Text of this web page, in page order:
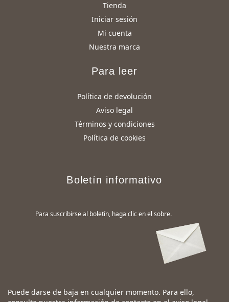
Tienda
Iniciar sesión
Mi cuenta
Nuestra marca
Para leer
Política de devolución
Aviso legal
Términos y condiciones
Política de cookies
Boletín informativo
Para suscribirse al boletín, haga clic en el sobre.
Puede darse de baja en cualquier momento. Para ello,